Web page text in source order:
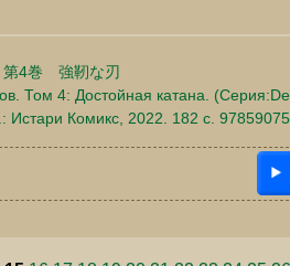
4巻 強靭な刃
Том 4: Достойная катана.
Истари Комикс, 2022. 182 c.